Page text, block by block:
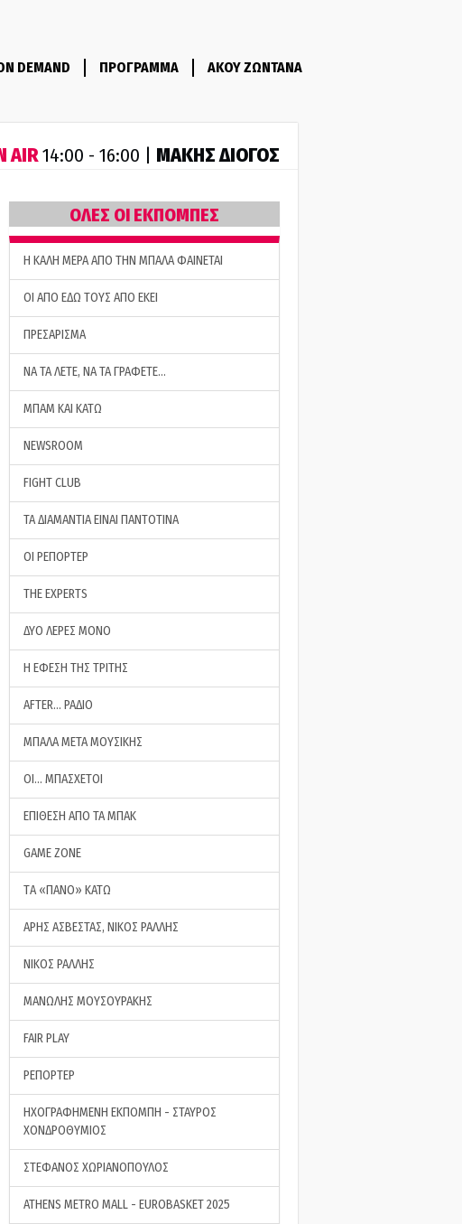
DEMAND ΠΡΟΓΡΑΜΜΑ ΑΚΟΥ ΖΩΝΤΑΝΑ
AIR14:00 - 16:00 | ΜΑΚΗΣ ΔΙΟΓΟΣ
ΟΛΕΣ ΟΙ ΕΚΠΟΜΠΕΣ
H ΚΑΛΗ ΜΕΡΑ ΑΠΟ ΤΗΝ ΜΠΑΛΑ ΦΑΙΝΕΤΑΙ
ΟΙ ΑΠΟ ΕΔΩ ΤΟΥΣ ΑΠΟ ΕΚΕΙ
ΠΡΕΣΑΡΙΣΜΑ
ΝΑ ΤΑ ΛΕΤΕ, ΝΑ ΤΑ ΓΡΑΦΕΤΕ…
ΜΠΑΜ ΚΑΙ ΚΑΤΩ
NEWSROOM
FIGHT CLUB
ΤΑ ΔΙΑΜΑΝΤΙΑ ΕΙΝΑΙ ΠΑΝΤΟΤΙΝΑ
ΟΙ ΡΕΠΟΡΤΕΡ
THE EXPERTS
ΔΥΟ ΛΕΡΕΣ ΜΟΝΟ
Η ΕΦΕΣΗ ΤΗΣ ΤΡΙΤΗΣ
AFTER… ΡΑΔΙΟ
ΜΠΑΛΑ ΜΕΤΑ ΜΟΥΣΙΚΗΣ
ΟΙ… ΜΠΑΣΧΕΤΟΙ
ΕΠΙΘΕΣΗ ΑΠΟ ΤΑ ΜΠΑΚ
GAME ZONE
ΤA «ΠΑΝΟ» ΚΑΤΩ
ΑΡΗΣ ΑΣΒΕΣΤΑΣ, ΝΙΚΟΣ ΡΑΛΛΗΣ
ΝΙΚΟΣ ΡΑΛΛΗΣ
ΜΑΝΩΛΗΣ ΜΟΥΣΟΥΡΑΚΗΣ
FAIR PLAY
ΡΕΠΟΡΤΕΡ
ΗΧΟΓΡΑΦΗΜΕΝΗ ΕΚΠΟΜΠΗ - ΣΤΑΥΡΟΣ
ΧΟΝΔΡΟΘΥΜΙΟΣ
ΣΤΕΦΑΝΟΣ ΧΩΡΙΑΝΟΠΟΥΛΟΣ
ATHENS METRO MALL - EUROBASKET 2025